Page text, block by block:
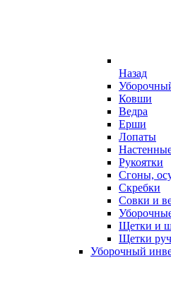
Назад
Ковши
Ведра
Ерши
Лопаты
Рукоятки
Сгоны,
Скребки
Совки и
Щетки и
Щетки
Уборочный